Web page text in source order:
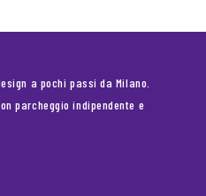
a pochi passi da Milano.
parcheggio indipendente e